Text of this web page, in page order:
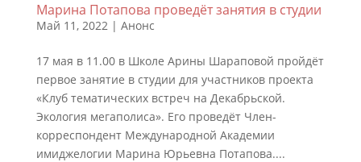
Марина Потапова проведёт занятия в студии
Май 11, 2022| Анонс
17 мая в 11.00 в Школе Арины Шараповой пройдёт
первое занятие в студии для участников проекта
«Клуб тематических встреч на Декабрьской.
Экология мегаполиса». Его проведёт Член-
корреспондент Международной Академии
имиджелогии Марина Юрьевна Потапова....